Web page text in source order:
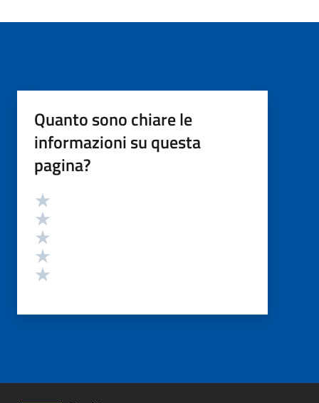
Quanto sono chiare le
informazioni su questa
pagina?
Valutazione